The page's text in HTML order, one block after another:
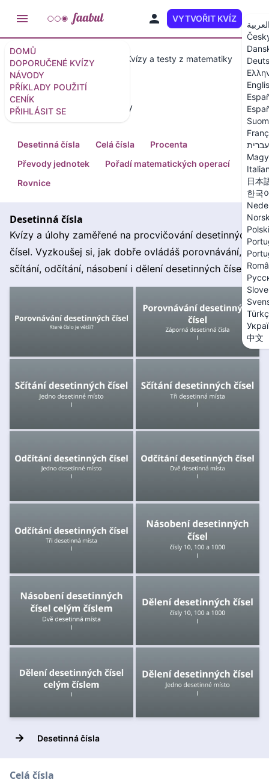
DOMŮ
DOPORUČENÉ KVÍZY
NÁVODY
PŘÍKLADY POUŽITÍ
CENÍK
PŘIHLÁSIT SE
VYTVOŘIT KVÍZ
עברית
日本
한국
Polski
中文
Doporučené kvízy a testy Kvízy a testy z matematiky
Kvízy a testy z matematiky
Desetinná čísla Celá čísla
Procenta
Převody jednotek
Pořadí matematických operací
Rovnice
Desetinná čísla
Kvízy a úlohy zaměřené na procvičování desetinných
čísel. Vyzkoušej si, jak dobře ovládáš porovnávání,
sčítání, odčítání, násobení i dělení desetinných čísel.
→ Desetinná čísla
Celá čísla